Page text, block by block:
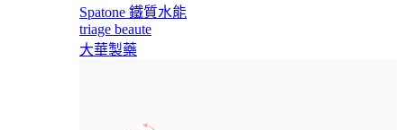
Spatone 鐵質水能
triage beaute
大華製藥